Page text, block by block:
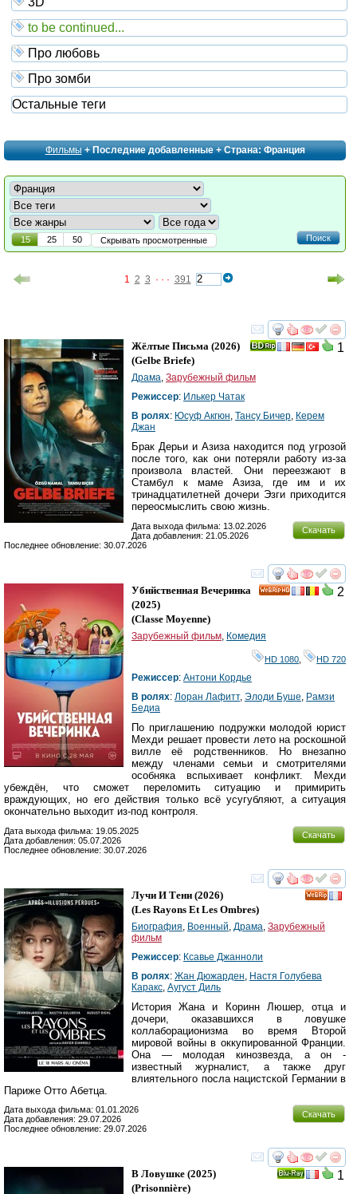
to be continued...
Про любовь
Про зомби
Остальные теги
Фильмы+ Последние добавленные + Страна: Франция
Поиск
15 25 50 Скрывать просмотренные
1 2 3 · · · 391
смотреть
1
Жёлтые Письма (2026)
(Gelbe Briefe)
Драма, Зарубежный фильм
Режиссер: Илькер Чатак
В ролях: Юсуф Акгюн, Тансу Бичер, Керем
Джан
Брак Дерьи и Азиза находится под угрозой
после того, как они потеряли работу из-за
произвола властей. Они переезжают в
Стамбул к маме Азиза, где им и их
тринадцатилетней дочери Эзги приходится
переосмыслить свою жизнь.
Скачать
Дата выхода фильма: 13.02.2026
Дата добавления: 21.05.2026
Последнее обновление: 30.07.2026
смотреть
2
Убийственная Вечеринка
(2025)
(Classe Moyenne)
Зарубежный фильм Комедия
HD 1080 HD 720
Режиссер: Антони Кордье
В ролях: Лоран Лафитт, Элоди Буше Рамзи
Бедиа
По приглашению подружки молодой юрист
Мехди решает провести лето на роскошной
вилле её родственников. Но внезапно
между членами семьи и смотрителями
особняка вспыхивает конфликт. Мехди
убеждён, что сможет переломить ситуацию и примирить
враждующих, но его действия только всё усугубляют, а ситуация
окончательно выходит из-под контроля.
Скачать
Дата выхода фильма: 19.05.2025
Дата добавления: 05.07.2026
Последнее обновление: 30.07.2026
смотреть
Лучи И Тени (2026)
(Les Rayons Et Les Ombres)
Биография Военный Драма Зарубежный
фильм
Режиссер: Ксавье Джанноли
В ролях: Жан Дюжарден Настя Голубева
Каракс Аугуст Диль
История Жана и Коринн Люшер, отца и
дочери, оказавшихся в ловушке
коллаборационизма во время Второй
мировой войны в оккупированной Франции.
Она — молодая кинозвезда, а он -
известный журналист, а также друг
влиятельного посла нацистской Германии в
Париже Отто Абетца.
Скачать
Дата выхода фильма: 01.01.2026
Дата добавления: 29.07.2026
Последнее обновление: 29.07.2026
смотреть
1
В Ловушке (2025)
(Prisonnière)